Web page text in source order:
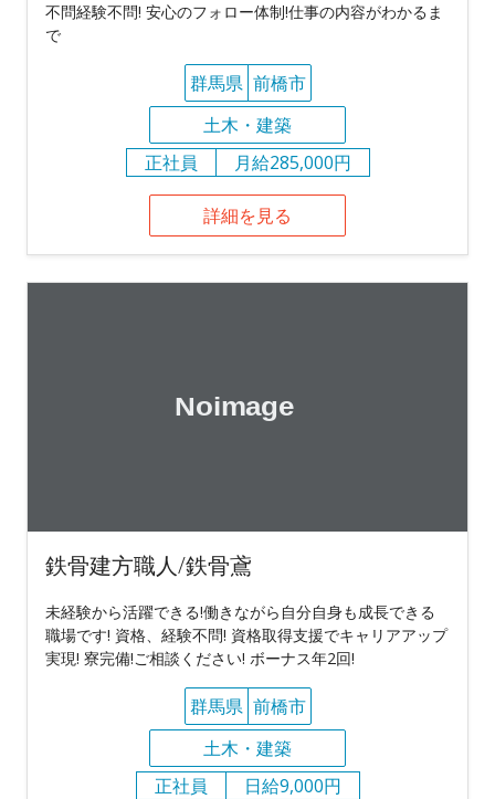
不問経験不問! 安心のフォロー体制!仕事の内容がわかるま
で
群馬県 前橋市
土木・建築
正社員
月給285,000円
詳細を見る
鉄骨建方職人/鉄骨鳶
未経験から活躍できる!働きながら自分自身も成長できる
職場です! 資格、経験不問! 資格取得支援でキャリアアップ
実現! 寮完備!ご相談ください! ボーナス年2回!
群馬県 前橋市
土木・建築
正社員
日給9,000円